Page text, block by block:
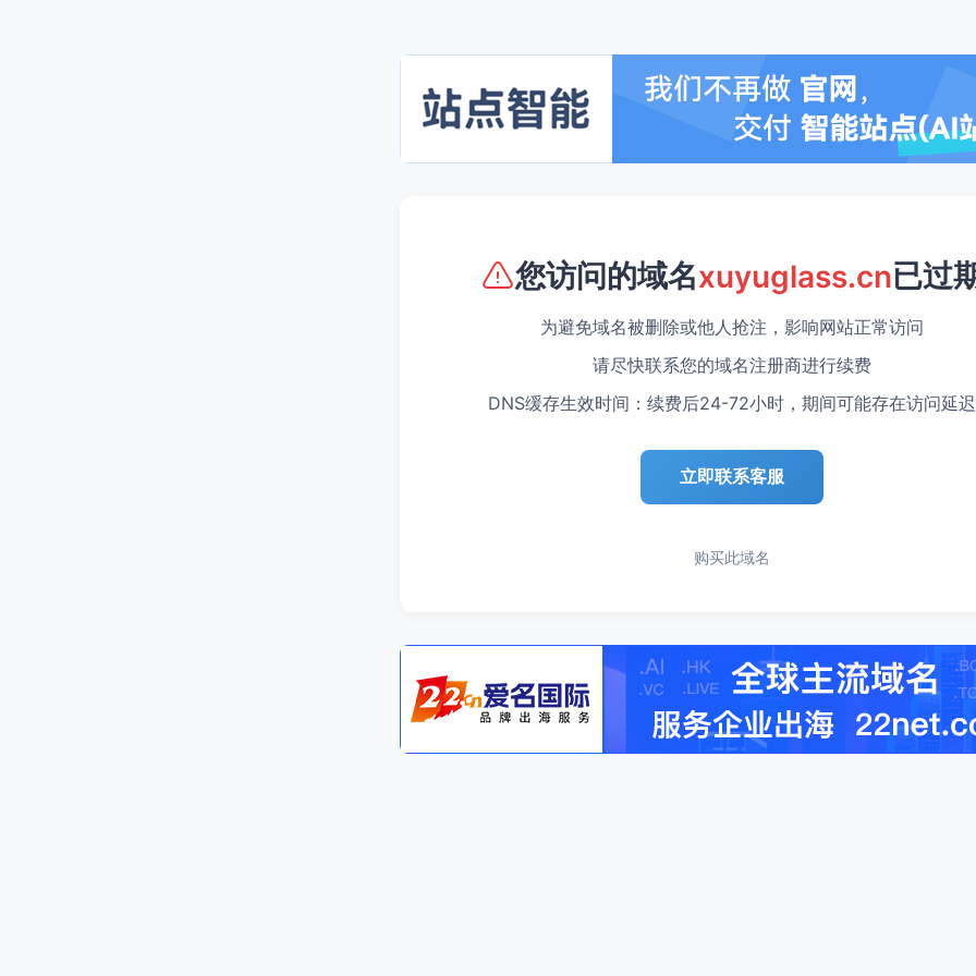
您访问的域名xuyuglass.cn已过
为避免域名被删除或他人抢注，影响网站正常访问
请尽快联系您的域名注册商进行续费
DNS缓存生效时间：续费后24-72小时，期间可能存在访问延迟
立即联系客服
购买此域名